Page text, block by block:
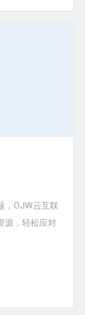
，OJW云互联
源，轻松应对